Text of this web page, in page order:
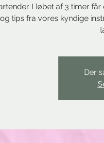
I løbet af 3 timer
og tips fra vores kyndige
Der